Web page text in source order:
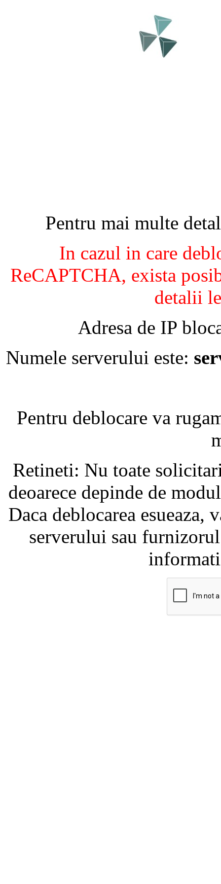
Pentru mai multe
In cazul in care
ReCAPTCHA, exista
detalii
Adresa de IP
Numele serverului este:
Pentru deblocare va
Retineti: Nu toate
deoarece depinde de
Daca deblocarea
serverului sau